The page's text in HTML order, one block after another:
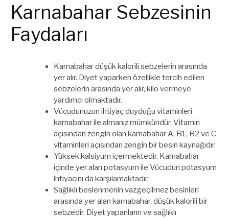
Karnabahar Sebzesinin
Faydaları
Karnabahar düşük kalorili sebzelerin arasında
yer alır. Diyet yaparken özellikle tercih edilen
sebzelerin arasında yer alır, kilo vermeye
yardımcı olmaktadır.
Vücudunuzun ihtiyaç duyduğu vitaminleri
karnabahar ile almanız mümkündür. Vitamin
açısından zengin olan karnabahar A, B1, B2 ve C
vitaminleri açısından zengin bir besin kaynağıdır.
Yüksek kalsiyum içermektedir. Karnabahar
içinde yer alan potasyum ile Vücudun potasyum
ihtiyacını da karşılamaktadır.
Sağlıklı beslenmenin vazgeçilmez besinleri
arasında yer alan karnabahar, düşük kalorili bir
sebzedir. Diyet yapanların ve sağlıklı